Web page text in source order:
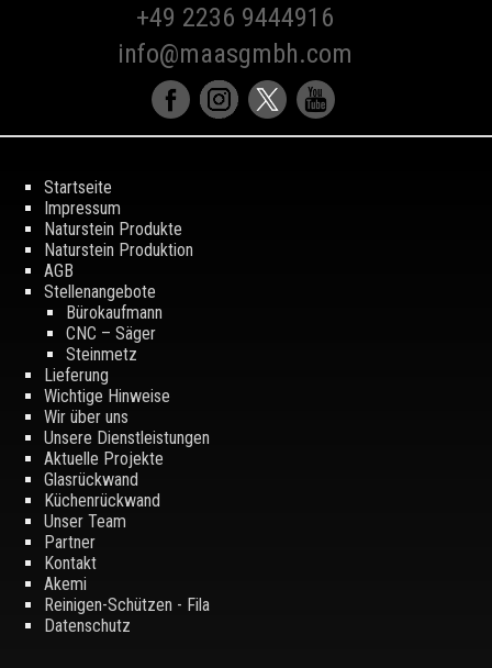
+49 2236 9444916
info@maasgmbh.com
Startseite
Impressum
Naturstein Produkte
Naturstein Produktion
AGB
Stellenangebote
Bürokaufmann
CNC – Säger
Steinmetz
Lieferung
Wichtige Hinweise
Wir über uns
Unsere Dienstleistungen
Aktuelle Projekte
Glasrückwand
Küchenrückwand
Unser Team
Partner
Kontakt
Akemi
Reinigen-Schützen - Fila
Datenschutz